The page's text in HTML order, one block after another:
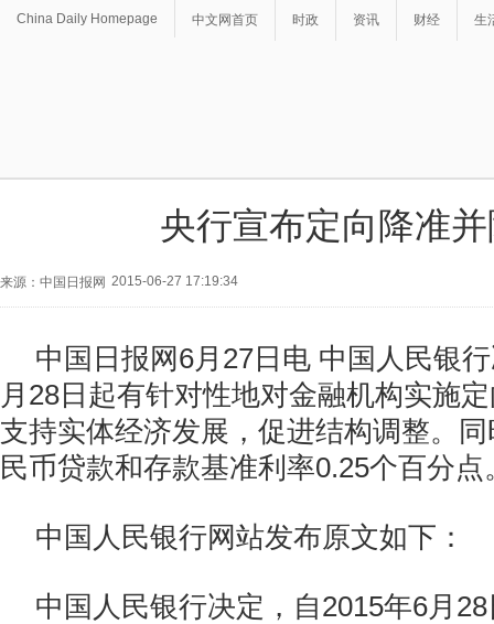
China Daily Homepage 中文网首页 时政 资讯 财经 生
央行宣布定向降准
来源：中国日报网 2015-06-27 17:19:34
中国日报网6月27日电 中国人民银
月28日起有针对性地对金融机构实施
支持实体经济发展，促进结构调整。
民币贷款和存款基准利率0.25个百分点
中国人民银行网站发布原文如下：
中国人民银行决定，自2015年6月